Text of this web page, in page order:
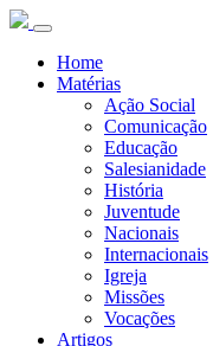
Home
Matérias
Ação Social
Comunicação
Educação
Salesianidade
História
Juventude
Nacionais
Internacionais
Igreja
Missões
Vocações
Artigos